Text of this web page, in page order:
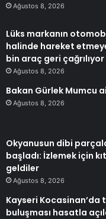
Ağustos 8, 2026
Lüks markanın
halinde hareket
bin araç geri çağrılıyor
Ağustos 8, 2026
Bakan Gürlek Mumcu
Ağustos 8, 2026
Okyanusun dibi
başladı: İzlemek için
geldiler
Ağustos 8, 2026
Kayseri Kocasinan’da
buluşması hasatla